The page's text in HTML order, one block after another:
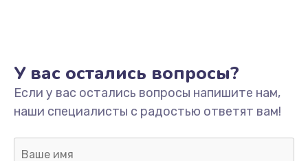
Заказать
Ремонт предварительных цепей усиления (для
активных сабвуферов)
У вас остались вопросы?
Если у вас остались вопросы напишите нам,
наши специалисты с радостью ответят вам!